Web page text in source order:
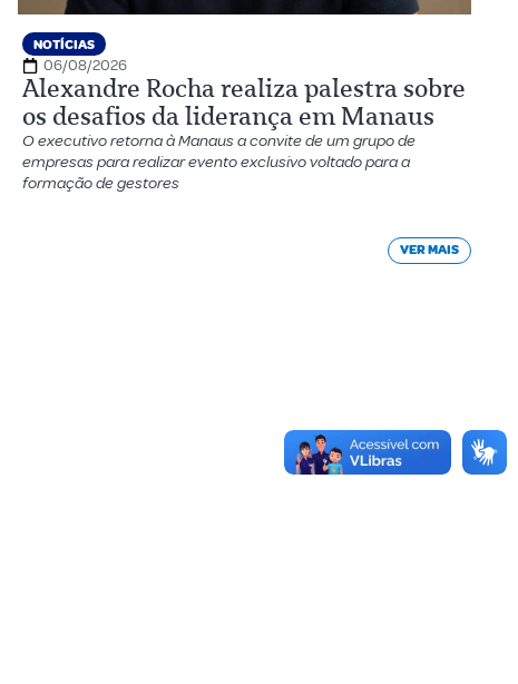
NOTÍCIAS
06/08/2026
Alexandre Rocha realiza palestra sobre
os desafios da liderança em Manaus
O executivo retorna à Manaus a convite de um grupo de
empresas para realizar evento exclusivo voltado para a
formação de gestores
VER MAIS